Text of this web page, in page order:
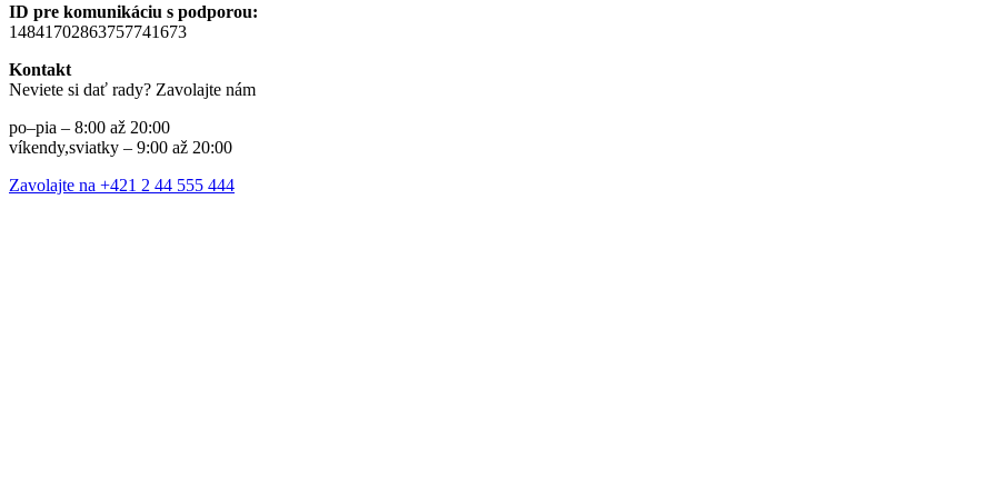
ID pre komunikáciu s podporou:
14841702863757741673
Kontakt
Neviete si dať rady? Zavolajte nám
po–pia – 8:00 až 20:00
víkendy,sviatky – 9:00 až 20:00
Zavolajte na +421 2 44 555 444